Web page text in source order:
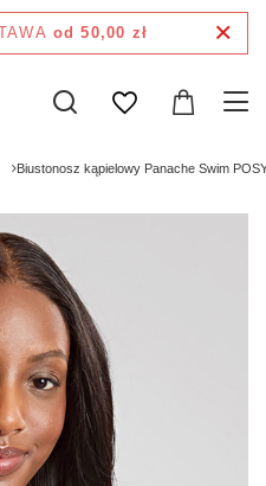
od 50,00 zł
Biustonosz kąpielowy Panache Swim